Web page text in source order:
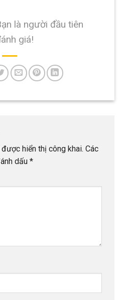
là người đầu tiên
giá!
hiển thị công khai. Các
dấu *